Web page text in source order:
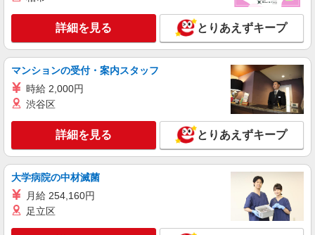
キープ 詳細を見る
ヨークフーズさいか屋横須賀店
生鮮売場での販売・接客、商品補充・品出し
専門・大学生：1225円 高校生：1225円
神奈川県横須賀市大滝町1-13
キープ 詳細を見る
パート
ヨークフーズさいか屋横須賀店
詳細を見る とりあえずキープ
マンションの受付・案内スタッフ
時給 2,000円
渋谷区
詳細を見る とりあえずキープ
大学病院の中材滅菌
月給 254,160円
足立区